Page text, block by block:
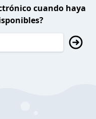
cuando haya